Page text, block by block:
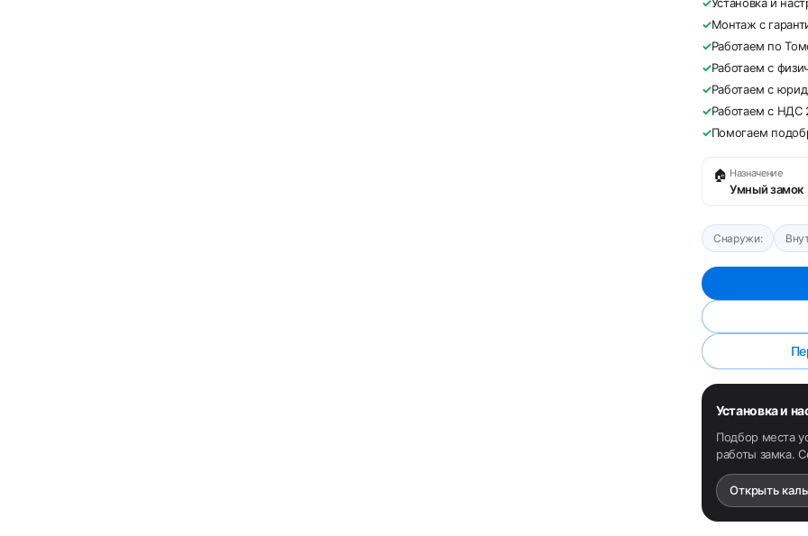
✓Монтаж с
✓Работаем по
✓Работаем с
✓Работаем с
✓Работаем с НДС
✓Помогаем
🏠 Назначение
Умный замок
Снаружи:
Установка и
Подбор места
работы замка.
Открыть